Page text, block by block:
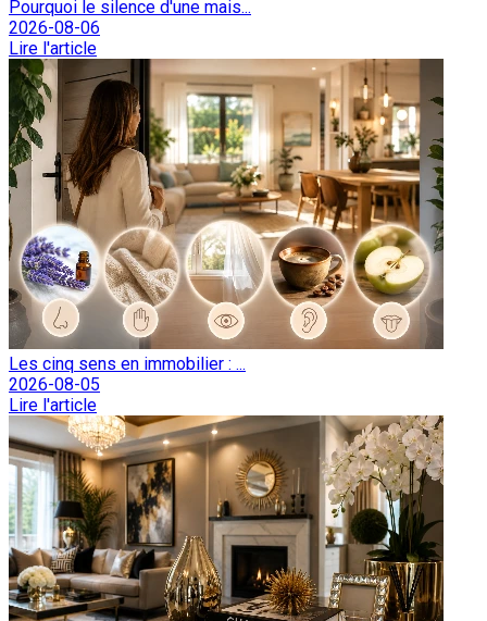
Pourquoi le silence d'une mais...
2026-08-06
Lire l'article
Les cinq sens en immobilier : ...
2026-08-05
Lire l'article